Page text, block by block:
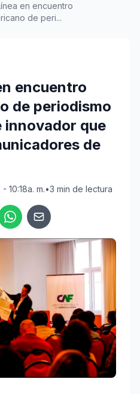
en encuentro
de peri...
encuentro
de periodismo
innovador que
de
10:18a. m.•3 min de lectura